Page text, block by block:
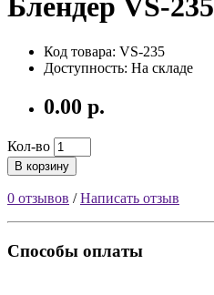
Блендер VS-235
Код товара: VS-235
Доступность: На складе
0.00 р.
Кол-во
В корзину
0 отзывов /Написать отзыв
Способы оплаты